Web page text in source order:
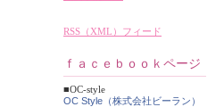
RSS（XML）フィード
ｆａｃｅｂｏｏｋページ
■OC-style
OC Style（株式会社ビーラン）